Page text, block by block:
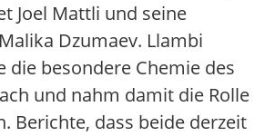
Joel Mattli und seine
Dzumaev. Llambi
besondere Chemie des
und nahm damit die Rolle
Berichte, dass beide derzeit